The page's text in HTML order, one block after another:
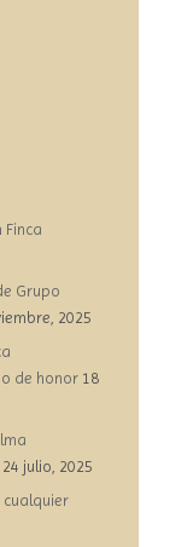
Finca
Grupo
2025
de honor 18
24 julio, 2025
cualquier